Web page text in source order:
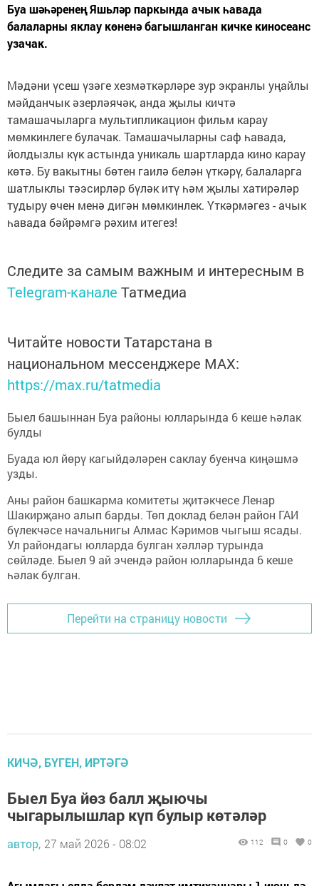
Буа шәһәренең Яшьләр паркында ачык һавада
балаларны яклау көненә багышланган кичке киносеанс
узачак.
Мәдәни үсеш үзәге хезмәткәрләре зур экранлы уңайлы
мәйданчык әзерләячәк, анда җылы кичтә
тамашачыларга мультипликацион фильм карау
мөмкинлеге булачак. Тамашачыларны саф һавада,
йолдызлы күк астында уникаль шартларда кино карау
көтә. Бу вакытны бөтен гаилә белән үткәрү, балаларга
шатлыклы тәэсирләр бүләк итү һәм җылы хатирәләр
тудыру өчен менә дигән мөмкинлек. Үткәрмәгез - ачык
һавада бәйрәмгә рәхим итегез!
Следите за самым важным и интересным в
Telegram-канале Татмедиа
Читайте новости Татарстана в
национальном мессенджере MАХ:
https://max.ru/tatmedia
Быел башыннан Буа районы юлларында 6 кеше һәлак
булды
Буада юл йөрү кагыйдәләрен саклау буенча киңәшмә
узды.
Аны район башкарма комитеты җитәкчесе Ленар
Шакирҗано алып барды. Төп доклад белән район ГАИ
бүлекчәсе начальнигы Алмас Кәримов чыгыш ясады.
Ул райондагы юлларда булган хәлләр турында
сөйләде. Быел 9 ай эчендә район юлларында 6 кеше
һәлак булган.
Перейти на страницу новости
КИЧӘ, БҮГЕН, ИРТӘГӘ
Быел Буа йөз балл җыючы
чыгарылышлар күп булыр көтәләр
автор, 27 май 2026 - 08:02 112 0 0